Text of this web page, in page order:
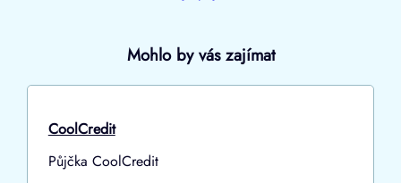
Mohlo by vás zajímat
CoolCredit
Půjčka CoolCredit